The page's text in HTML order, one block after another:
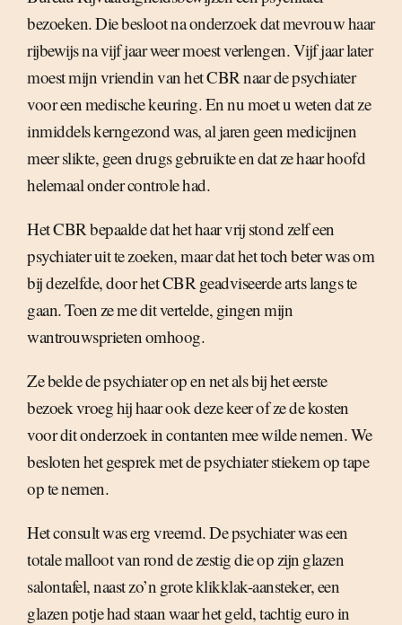
bezoeken. Die besloot na onderzoek dat mevrouw haar
rijbewijs na vijf jaar weer moest verlengen. Vijf jaar later
moest mijn vriendin van het CBR naar de psychiater
voor een medische keuring. En nu moet u weten dat ze
inmiddels kerngezond was, al jaren geen medicijnen
meer slikte, geen drugs gebruikte en dat ze haar hoofd
helemaal onder controle had.
Het CBR bepaalde dat het haar vrij stond zelf een
psychiater uit te zoeken, maar dat het toch beter was om
bij dezelfde, door het CBR geadviseerde arts langs te
gaan. Toen ze me dit vertelde, gingen mijn
wantrouwsprieten omhoog.
Ze belde de psychiater op en net als bij het eerste
bezoek vroeg hij haar ook deze keer of ze de kosten
voor dit onderzoek in contanten mee wilde nemen. We
besloten het gesprek met de psychiater stiekem op tape
op te nemen.
Het consult was erg vreemd. De psychiater was een
totale malloot van rond de zestig die op zijn glazen
salontafel, naast zo’n grote klikklak-aansteker, een
glazen potje had staan waar het geld, tachtig euro in